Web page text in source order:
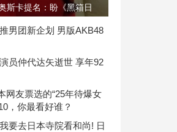
斯卡提名：盼《黑箱日
男团新企划 男版AKB48
员仲代达矢逝世 享年92
网友票选的“25年待爆女
，你最看好谁？
要去日本寺院看和尚! 日